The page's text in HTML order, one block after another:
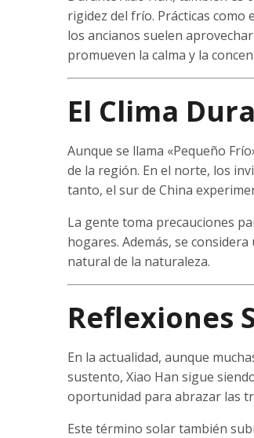
rigidez del frío. Prácticas como
los ancianos suelen
promueven la calma y la
El Clima
Aunque se llama «Pequeño
de la región. En el norte, los
tanto, el sur de China
La gente toma precauciones
hogares. Además, se
natural de la naturaleza.
Reflexiones
En la actualidad, aunque
sustento, Xiao Han sigue
oportunidad para abrazar las
Este término solar también